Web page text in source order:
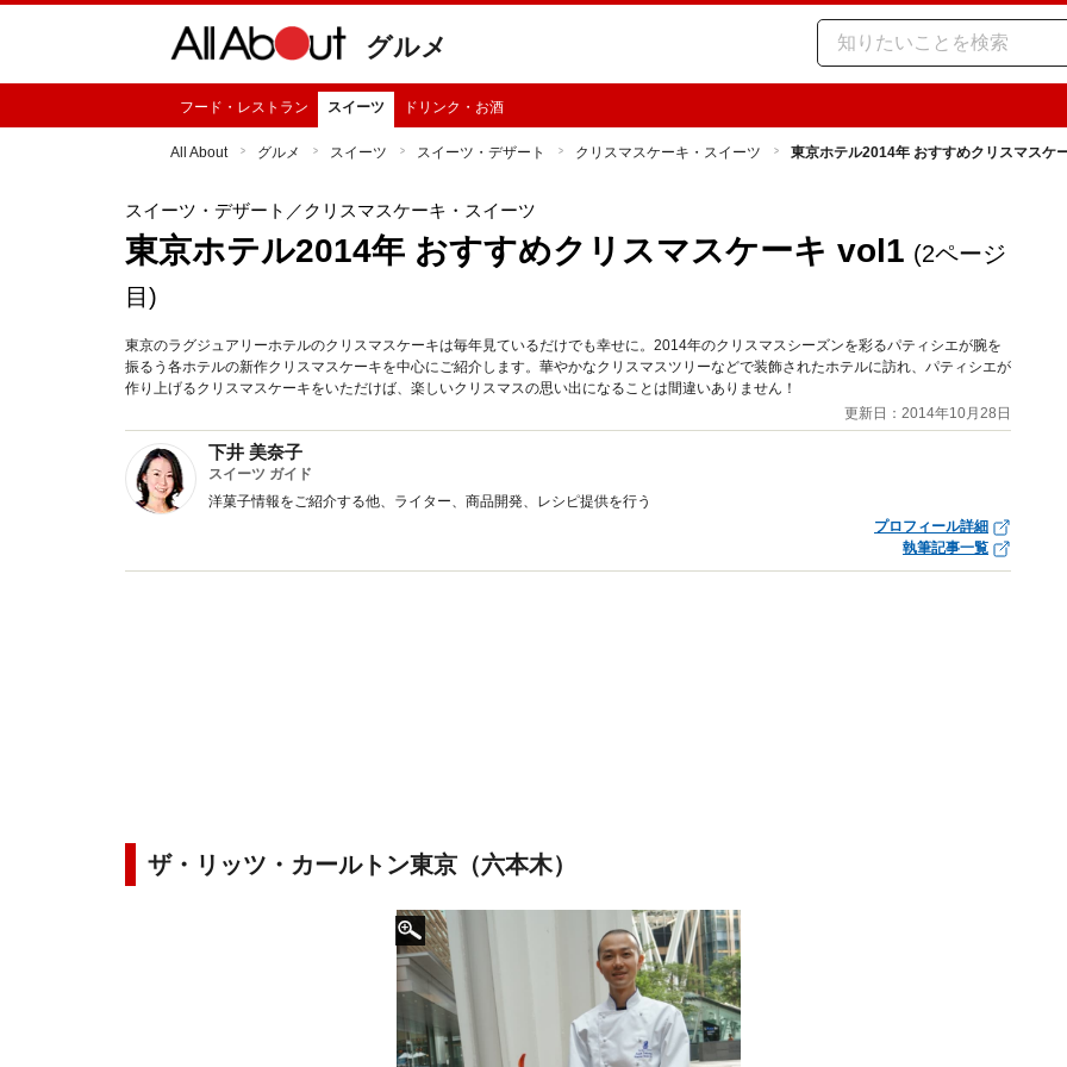
グルメ
フード・レストラン スイーツ ドリンク・お酒
All About グルメ スイーツ スイーツ・デザート クリスマスケーキ・スイーツ 東京ホテル2014年 おすすめクリスマスケ
スイーツ・デザート ／クリスマスケーキ・スイーツ
東京ホテル2014年 おすすめクリスマスケーキ vol1 (2ページ
目)
東京のラグジュアリーホテルのクリスマスケーキは毎年見ているだけでも幸せに。2014年のクリスマスシーズンを彩るパティシエが腕を
振るう各ホテルの新作クリスマスケーキを中心にご紹介します。華やかなクリスマスツリーなどで装飾されたホテルに訪れ、パティシエが
作り上げるクリスマスケーキをいただけば、楽しいクリスマスの思い出になることは間違いありません！
更新日：2014年10月28日
下井 美奈子
スイーツ ガイド
洋菓子情報をご紹介する他、ライター、商品開発、レシピ提供を行う
プロフィール詳細
執筆記事一覧
ザ・リッツ・カールトン東京（六本木）